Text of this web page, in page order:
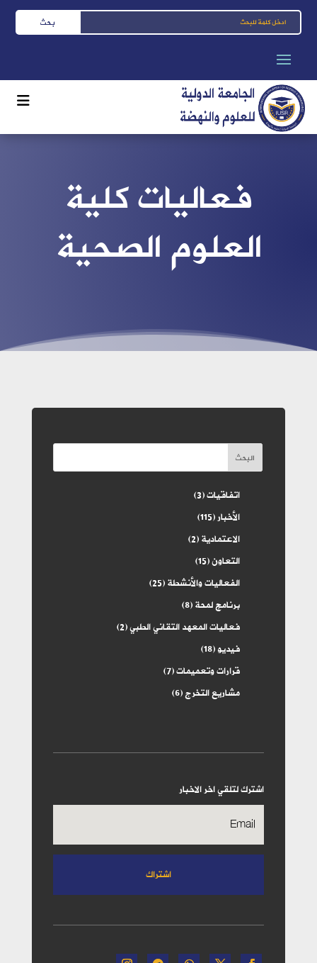
فعاليات كلية
العلوم الصحية
البحث
اتفاقيات(3)
الأخبار(115)
الاعتمادية(2)
التعاون(15)
الفعاليات والأنشطة(25)
برنامج لمحة(8)
فعاليات المعهد التقاني الطبي(2)
فيديو(18)
قرارات وتعميمات(7)
مشاريع التخرج(6)
اشترك لتلقي اخر الاخبار
اشتراك